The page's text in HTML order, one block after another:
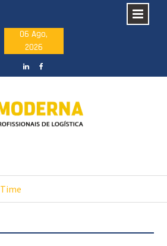
06 Ago,
2026
Time